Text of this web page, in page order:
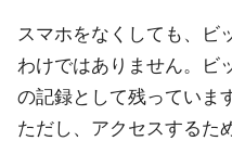
スマホをなくしても、ビ
わけではありません。ビ
の記録として残っていま
ただし、アクセスするた